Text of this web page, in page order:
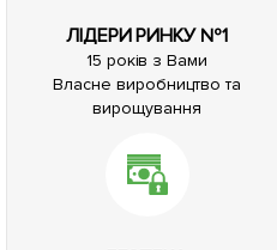
ЛІДЕРИ РИНКУ №1
15 років з Вами
Власне виробництво та
вирощування